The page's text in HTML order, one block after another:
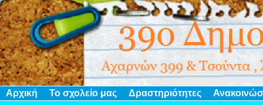
Αρχική Το σχολείο μας Δραστηριότητες